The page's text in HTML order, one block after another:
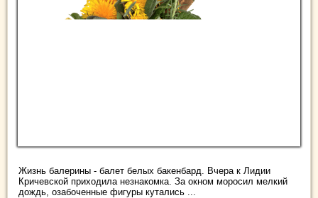
Жизнь балерины - балет белых бакенбард. Вчера к Лидии
Кричевской приходила незнакомка. За окном моросил мелкий
дождь, озабоченные фигуры кутались ...